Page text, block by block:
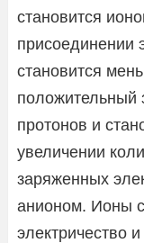
становится
присоединении
становится
положительный
протонов и
увеличении
заряженных
анионом. Ионы
электричество